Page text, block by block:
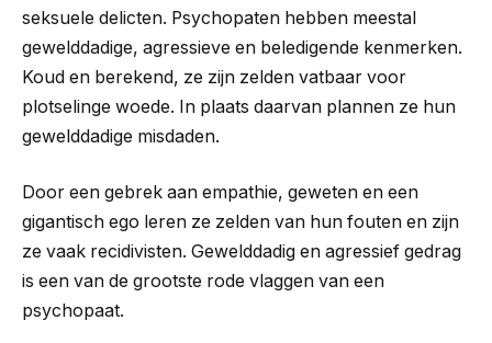
seksuele delicten. Psychopaten hebben meestal
gewelddadige, agressieve en beledigende kenmerken.
Koud en berekend, ze zijn zelden vatbaar voor
plotselinge woede. In plaats daarvan plannen ze hun
gewelddadige misdaden.
Door een gebrek aan empathie, geweten en een
gigantisch ego leren ze zelden van hun fouten en zijn
ze vaak recidivisten. Gewelddadig en agressief gedrag
is een van de grootste rode vlaggen van een
psychopaat.